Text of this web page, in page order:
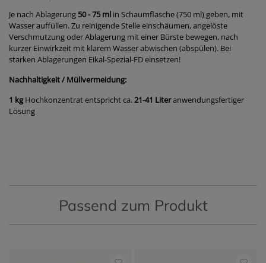
Je nach Ablagerung 50 - 75 ml in Schaumflasche (750 ml) geben, mit
Wasser auffüllen. Zu reinigende Stelle einschäumen, angelöste
Verschmutzung oder Ablagerung mit einer Bürste bewegen, nach
kurzer Einwirkzeit mit klarem Wasser abwischen (abspülen). Bei
starken Ablagerungen Eikal-Spezial-FD einsetzen!
Nachhaltigkeit / Müllvermeidung:
1 kgHochkonzentrat entspricht ca.21-41 Literanwendungsfertiger
Lösung
Passend zum Produkt